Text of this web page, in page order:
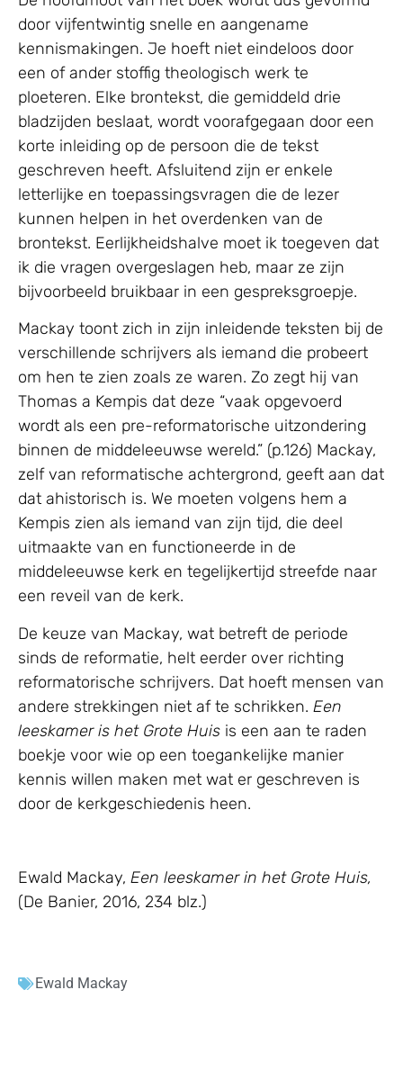
door vijfentwintig snelle en aangename
kennismakingen. Je hoeft niet eindeloos door
een of ander stoffig theologisch werk te
ploeteren. Elke brontekst, die gemiddeld drie
bladzijden beslaat, wordt voorafgegaan door een
korte inleiding op de persoon die de tekst
geschreven heeft. Afsluitend zijn er enkele
letterlijke en toepassingsvragen die de lezer
kunnen helpen in het overdenken van de
brontekst. Eerlijkheidshalve moet ik toegeven dat
ik die vragen overgeslagen heb, maar ze zijn
bijvoorbeeld bruikbaar in een gespreksgroepje.
Mackay toont zich in zijn inleidende teksten bij de
verschillende schrijvers als iemand die probeert
om hen te zien zoals ze waren. Zo zegt hij van
Thomas a Kempis dat deze “vaak opgevoerd
wordt als een pre-reformatorische uitzondering
binnen de middeleeuwse wereld.” (p.126) Mackay,
zelf van reformatische achtergrond, geeft aan dat
dat ahistorisch is. We moeten volgens hem a
Kempis zien als iemand van zijn tijd, die deel
uitmaakte van en functioneerde in de
middeleeuwse kerk en tegelijkertijd streefde naar
een reveil van de kerk.
De keuze van Mackay, wat betreft de periode
sinds de reformatie, helt eerder over richting
reformatorische schrijvers. Dat hoeft mensen van
andere strekkingen niet af te schrikken. Een
leeskamer is het Grote Huis is een aan te raden
boekje voor wie op een toegankelijke manier
kennis willen maken met wat er geschreven is
door de kerkgeschiedenis heen.
Ewald Mackay, Een leeskamer in het Grote Huis,
(De Banier, 2016, 234 blz.)
Ewald Mackay